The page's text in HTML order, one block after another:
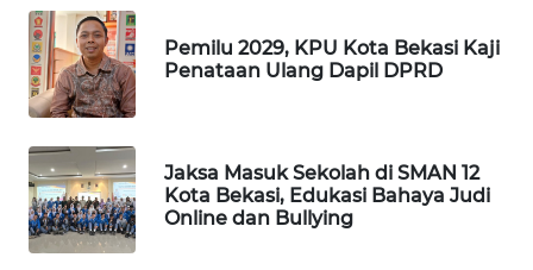
Pemilu 2029, KPU Kota Bekasi Kaji
Penataan Ulang Dapil DPRD
Jaksa Masuk Sekolah di SMAN 12
Kota Bekasi, Edukasi Bahaya Judi
Online dan Bullying
NEWS
KARING
NEWS
JURNAL
MARITIM
HUMBANG